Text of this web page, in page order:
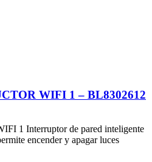
WIFI 1 – BL8302612
1 Interruptor de pared inteligente
encender y apagar luces